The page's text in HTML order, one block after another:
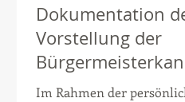
Dokumentation
Vorstellung der
zur Wahl 2025 in
Im Rahmen der